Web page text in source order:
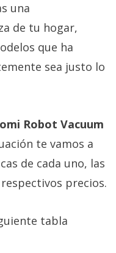
una
de tu hogar,
que ha
sea justo lo
Robot Vacuum
te vamos a
de cada uno, las
precios.
tabla